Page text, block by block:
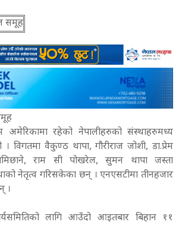
रहेको नेपालीहरुको संस्थाहरुमध्य
। विगतमा वैकुण्ठ थापा, गौरीराज जोशी, डा.प्रेम
राम सी पोखरेल, सुमन थापा जस्ता
नेतृत्व गरिसकेका छन् । एनएसटीमा तीनहजार
।
लागि आउँदो आइतबार बिहान ११